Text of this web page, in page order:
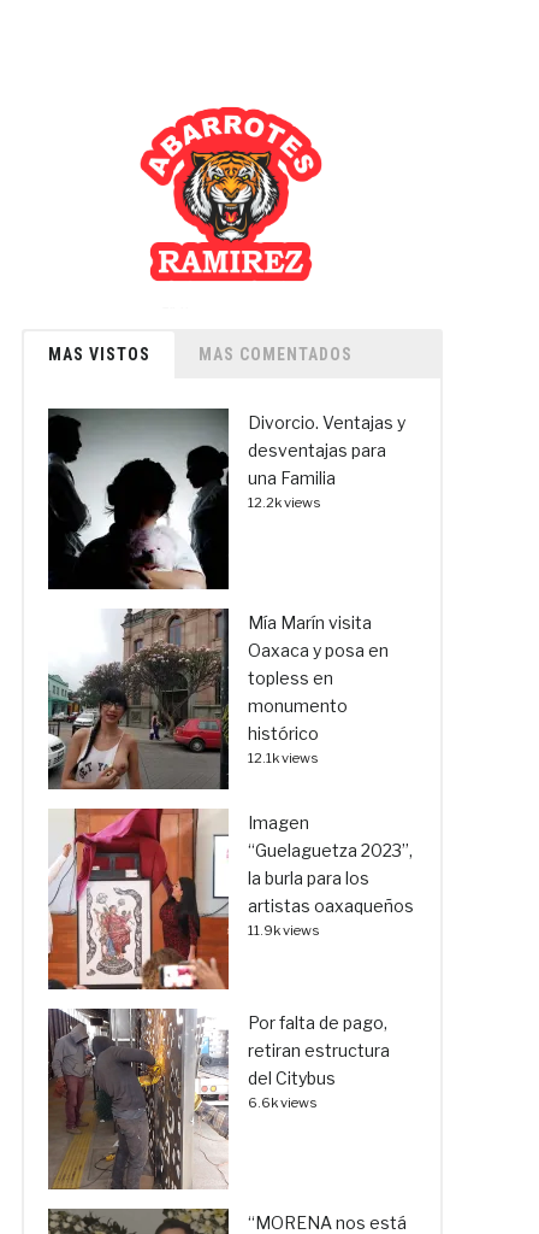
MAS VISTOS MAS COMENTADOS
Divorcio. Ventajas y
desventajas para
una Familia
12.2k views
Mía Marín visita
Oaxaca y posa en
topless en
monumento
histórico
12.1k views
Imagen
“Guelaguetza 2023”,
la burla para los
artistas oaxaqueños
11.9k views
Por falta de pago,
retiran estructura
del Citybus
6.6k views
“MORENA nos está